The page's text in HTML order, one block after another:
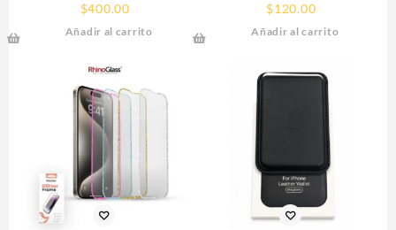
$400.00
Añadir al carrito
9H RHINOGLASS
$120.00
Añadir al carrito